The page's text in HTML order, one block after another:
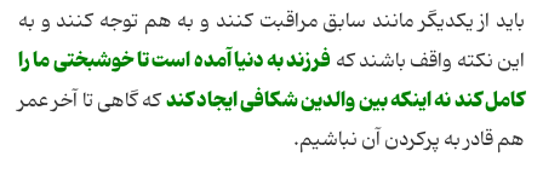
باید از یکدیگر مانند سابق مراقبت کنند و به هم توجه کنند و به
این نکته واقف باشند که فرزند به دنیا آمده است تا خوشبختی ما را
کامل کند نه اینکه بین والدین شکافی ایجاد کندکه گاهی تا آخر عمر
هم قادر به پرکردن آن نباشیم.